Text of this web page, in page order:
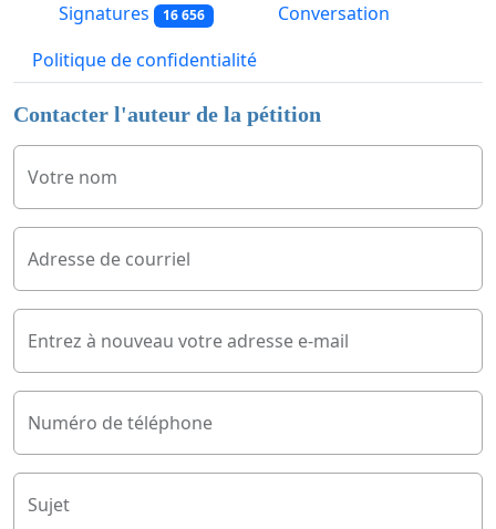
Signatures 16 656
Conversation
Politique de confidentialité
Contacter l'auteur de la pétition
Votre nom
Adresse de courriel
Entrez à nouveau votre adresse e-mail
Numéro de téléphone
Sujet